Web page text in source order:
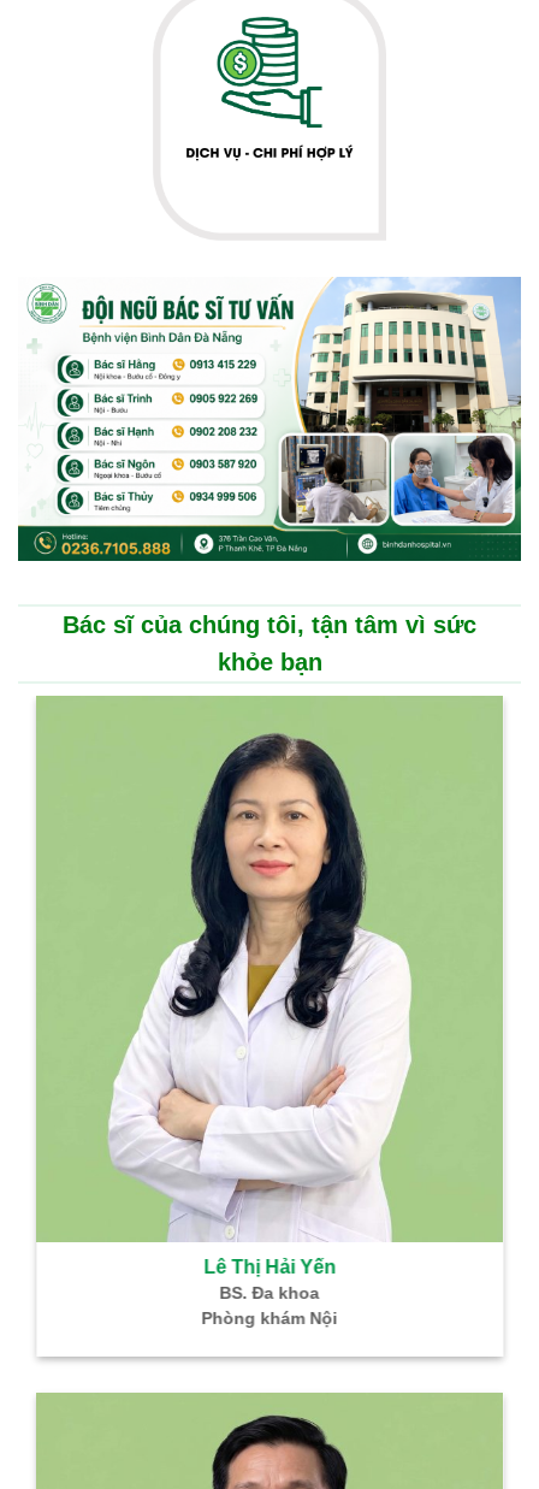
Bác sĩ của chúng tôi, tận tâm vì sức
khỏe bạn
Lê Thị Hải Yến
BS. Đa khoa
Phòng khám Nội